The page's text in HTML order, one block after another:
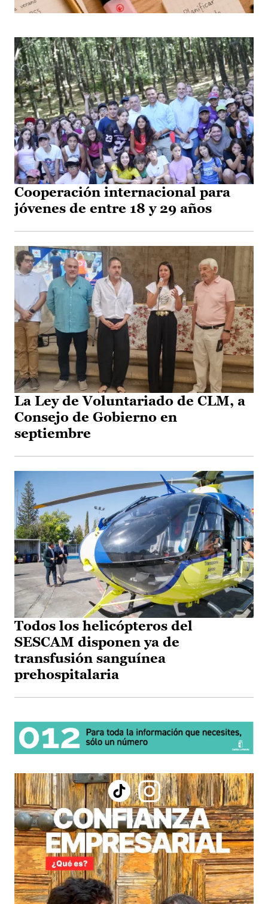
Cooperación internacional para
jóvenes de entre 18 y 29 años
La Ley de Voluntariado de CLM, a
Consejo de Gobierno en
septiembre
Todos los helicópteros del
SESCAM disponen ya de
transfusión sanguínea
prehospitalaria